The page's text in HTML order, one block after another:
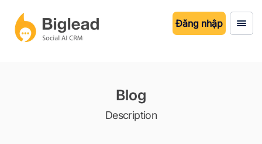
Đăng nhập
Blog
Description